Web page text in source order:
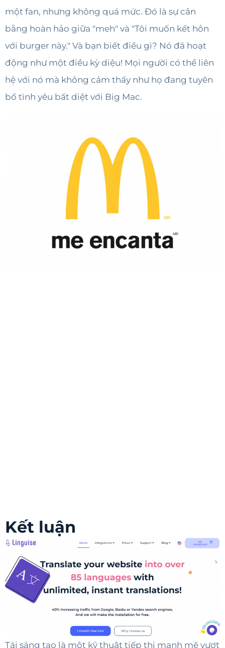
một fan, nhưng không quá mức. Đó là sự cân
bằng hoàn hảo giữa "meh" và "Tôi muốn kết hôn
với burger này." Và bạn biết điều gì? Nó đã hoạt
động như một điều kỳ diệu! Mọi người có thể liên
hệ với nó mà không cảm thấy như họ đang tuyên
bố tình yêu bất diệt với Big Mac.
Kết luận
Tái sáng tạo là một kỹ thuật tiếp thị mạnh mẽ vượt